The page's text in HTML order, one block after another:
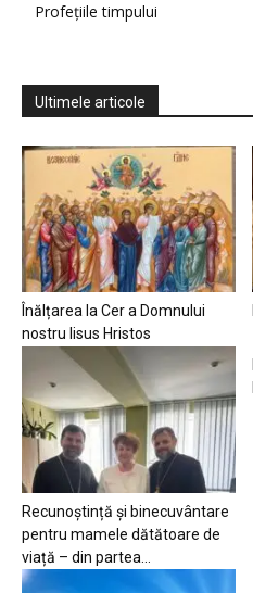
Profețiile timpului
Ultimele articole
Înălțarea la Cer a Domnului
nostru Iisus Hristos
Recunoștință și binecuvântare
pentru mamele dătătoare de
viață – din partea...